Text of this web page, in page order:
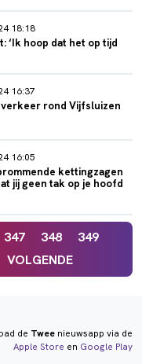
18:18
‘Ik hoop dat het op tijd
16:37
rond Vijfsluizen
16:05
kettingzagen
jij geen tak op je hoofd
347 348
349
VOLGENDE
de Tweenieuwsapp via de
Apple Store en Google Play